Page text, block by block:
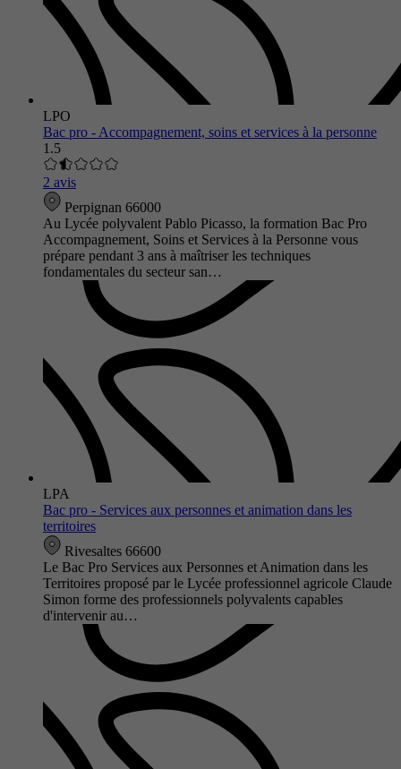
LPO
Bac pro - Accompagnement, soins et services à la personne
1.5
2 avis
Perpignan 66000
Au Lycée polyvalent Pablo Picasso, la formation Bac Pro
Accompagnement, Soins et Services à la Personne vous
prépare pendant 3 ans à maîtriser les techniques
fondamentales du secteur san…
LPA
Bac pro - Services aux personnes et animation dans les
territoires
Rivesaltes 66600
Le Bac Pro Services aux Personnes et Animation dans les
Territoires proposé par le Lycée professionnel agricole Claude
Simon forme des professionnels polyvalents capables
d'intervenir au…